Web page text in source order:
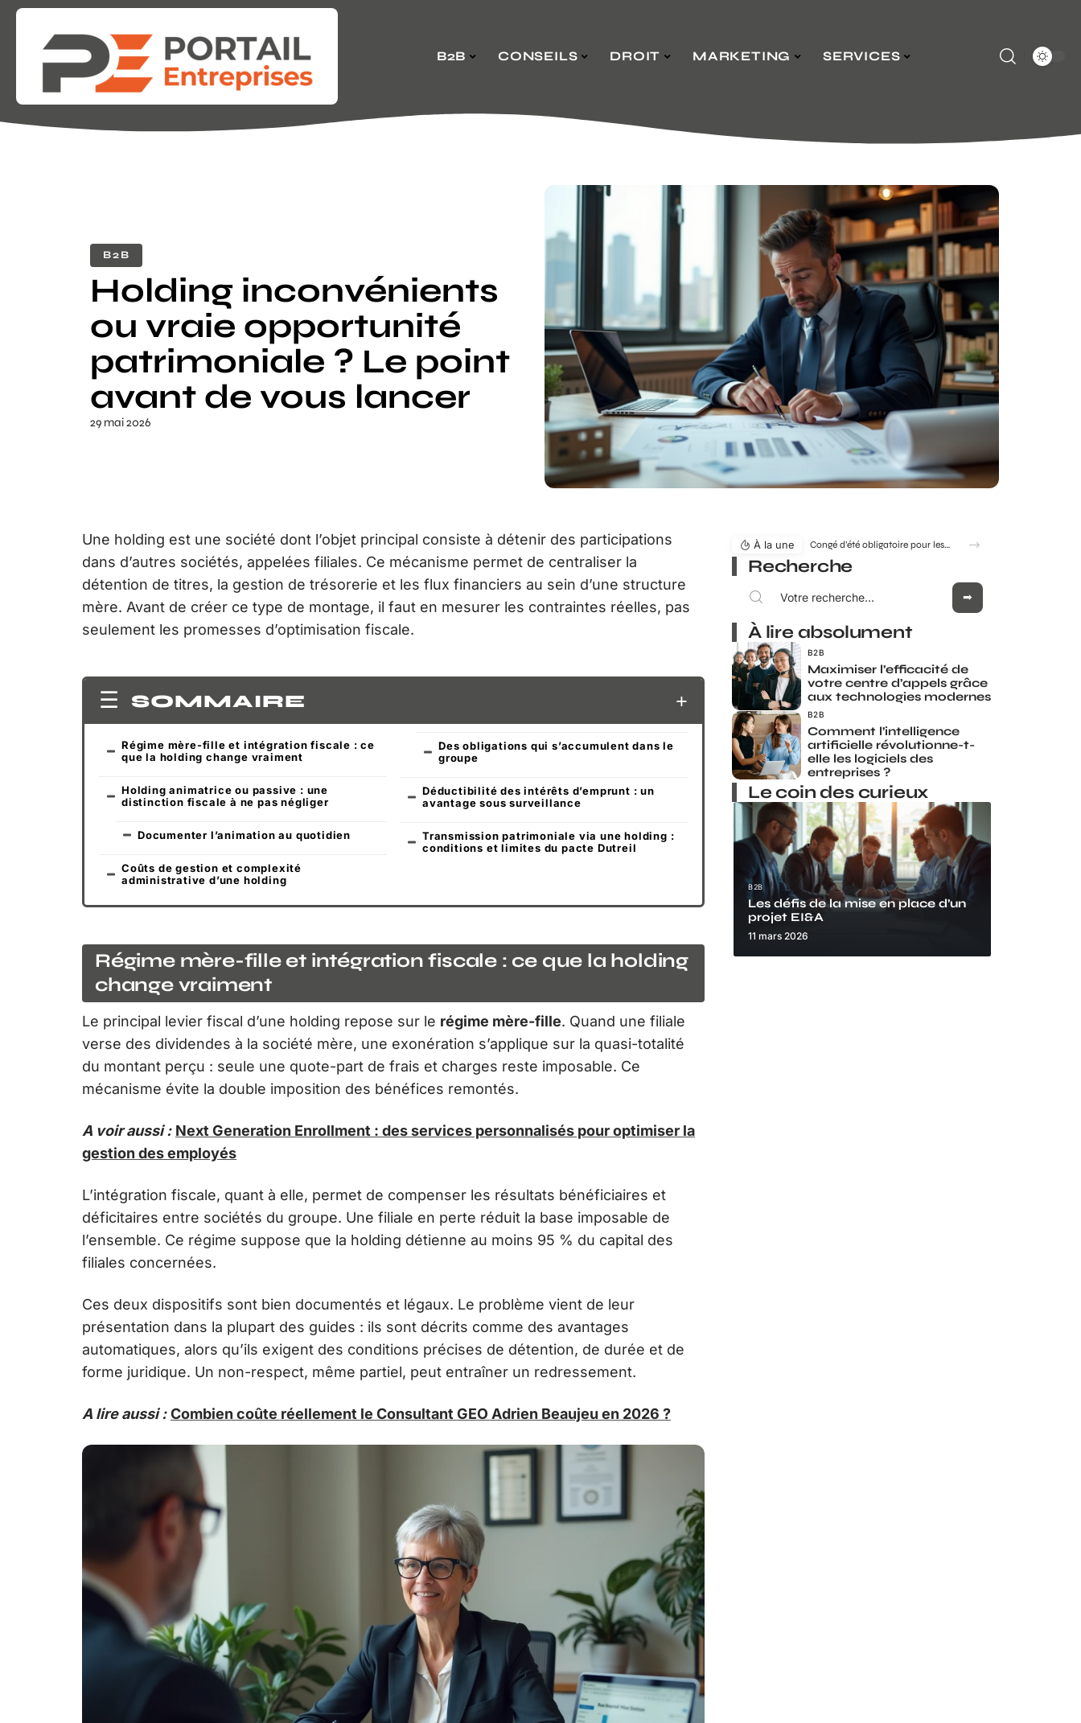
B2B CONSEILS DROIT MARKETING SERVICES
B2B
Holding inconvénients
ou vraie opportunité
patrimoniale ? Le point
avant de vous lancer
29 mai 2026
Une holding est une société dont l’objet principal consiste à détenir des participations
dans d’autres sociétés, appelées filiales. Ce mécanisme permet de centraliser la
détention de titres, la gestion de trésorerie et les flux financiers au sein d’une structure
mère. Avant de créer ce type de montage, il faut en mesurer les contraintes réelles, pas
seulement les promesses d’optimisation fiscale.
SOMMAIRE
Régime mère-fille et intégration fiscale : ce
que la holding change vraiment
Holding animatrice ou passive : une
distinction fiscale à ne pas négliger
Documenter l’animation au quotidien
Coûts de gestion et complexité
administrative d’une holding
Des obligations qui s’accumulent dans le
groupe
Déductibilité des intérêts d’emprunt : un
avantage sous surveillance
Transmission patrimoniale via une holding :
conditions et limites du pacte Dutreil
Régime mère-fille et intégration fiscale : ce que la holding
change vraiment
Le principal levier fiscal d’une holding repose sur le régime mère-fille. Quand une filiale
verse des dividendes à la société mère, une exonération s’applique sur la quasi-totalité
du montant perçu : seule une quote-part de frais et charges reste imposable. Ce
mécanisme évite la double imposition des bénéfices remontés.
A voir aussi : Next Generation Enrollment : des services personnalisés pour optimiser la
gestion des employés
L’intégration fiscale, quant à elle, permet de compenser les résultats bénéficiaires et
déficitaires entre sociétés du groupe. Une filiale en perte réduit la base imposable de
l’ensemble. Ce régime suppose que la holding détienne au moins 95 % du capital des
filiales concernées.
Ces deux dispositifs sont bien documentés et légaux. Le problème vient de leur
présentation dans la plupart des guides : ils sont décrits comme des avantages
automatiques, alors qu’ils exigent des conditions précises de détention, de durée et de
forme juridique. Un non-respect, même partiel, peut entraîner un redressement.
A lire aussi : Combien coûte réellement le Consultant GEO Adrien Beaujeu en 2026 ?
À la une Congé d’été obligatoire pour les salariés : mythe ou réalité ?
Recherche
À lire absolument
B2B
Maximiser l’efficacité de
votre centre d’appels grâce
aux technologies modernes
B2B
Comment l’intelligence
artificielle révolutionne-t-
elle les logiciels des
entreprises ?
Le coin des curieux
B2B
Les défis de la mise en place d’un
projet EI&A
11 mars 2026